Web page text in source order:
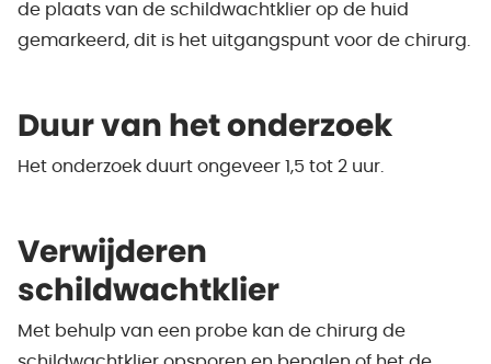
de plaats van de schildwachtklier op de huid
gemarkeerd, dit is het uitgangspunt voor de chirurg.
Duur van het onderzoek
Het onderzoek duurt ongeveer 1,5 tot 2 uur.
Verwijderen
schildwachtklier
Met behulp van een probe kan de chirurg de